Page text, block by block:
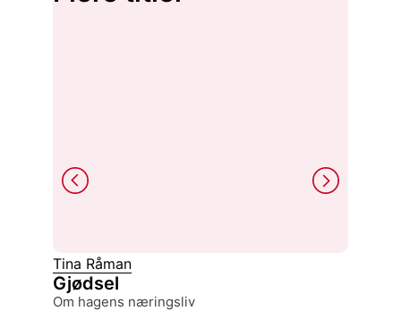
Tina Råman
Gjødsel
om hagens næringsliv